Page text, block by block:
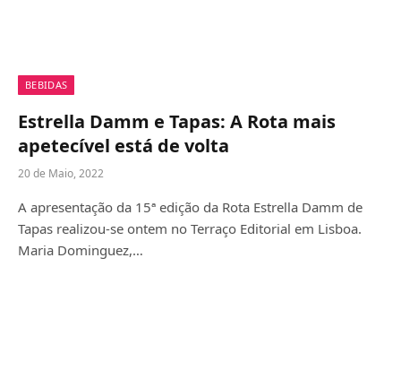
BEBIDAS
Estrella Damm e Tapas: A Rota mais
apetecível está de volta
20 de Maio, 2022
A apresentação da 15ª edição da Rota Estrella Damm de
Tapas realizou-se ontem no Terraço Editorial em Lisboa.
Maria Dominguez,…